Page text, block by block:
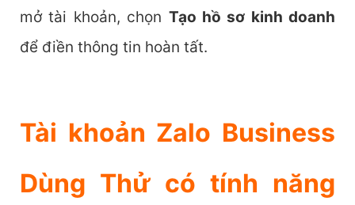
mở tài khoản, chọn Tạo hồ sơ kinh doanh
để điền thông tin hoàn tất.
Tài khoản Zalo Business
Dùng Thử có tính năng